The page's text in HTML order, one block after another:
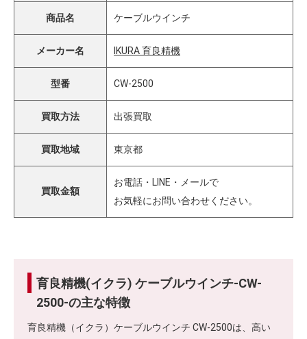
商品名 ケーブルウインチ
メーカー名 IKURA 育良精機
型番 CW-2500
買取方法 出張買取
買取地域 東京都
買取金額
お電話・LINE・メールで
お気軽にお問い合わせください。
育良精機(イクラ) ケーブルウインチ-CW-
2500-の主な特徴
育良精機（イクラ）ケーブルウインチ CW-2500は、高い